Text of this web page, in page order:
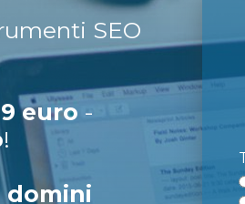
SEO
euro -
!
domini